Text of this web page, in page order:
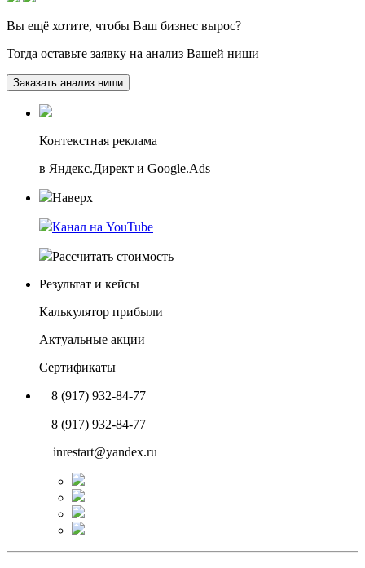
Вы ещё хотите, чтобы Ваш бизнес вырос?
Тогда оставьте заявку на анализ Вашей ниши
Заказать анализ ниши
Контекстная реклама
в Яндекс.Директ и Google.Ads
Наверх
Канал на YouTube
Рассчитать стоимость
Результат и кейсы
Калькулятор прибыли
Актуальные акции
Сертификаты
8 (917) 932-84-77
8 (917) 932-84-77
inrestart@yandex.ru